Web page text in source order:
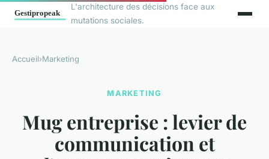
L'architecture des décisions face aux
mutations sociales.
Accueil›Marketing
MARKETING
Mug entreprise : levier de
communication et